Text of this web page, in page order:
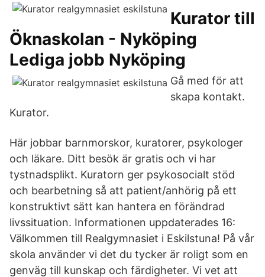
Kurator till
Öknaskolan - Nyköping
Lediga jobb Nyköping
Gå med för att
skapa kontakt.
Kurator.
Här jobbar barnmorskor, kuratorer, psykologer
och läkare. Ditt besök är gratis och vi har
tystnadsplikt. Kuratorn ger psykosocialt stöd
och bearbetning så att patient/anhörig på ett
konstruktivt sätt kan hantera en förändrad
livssituation. Informationen uppdaterades 16:
Välkommen till Realgymnasiet i Eskilstuna! På vår
skola använder vi det du tycker är roligt som en
genväg till kunskap och färdigheter. Vi vet att